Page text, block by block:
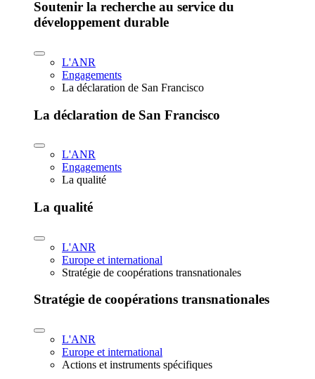
Soutenir la recherche au service du
développement durable
L'ANR
Engagements
La déclaration de San Francisco
La déclaration de San Francisco
L'ANR
Engagements
La qualité
La qualité
L'ANR
Europe et international
Stratégie de coopérations transnationales
Stratégie de coopérations transnationales
L'ANR
Europe et international
Actions et instruments spécifiques